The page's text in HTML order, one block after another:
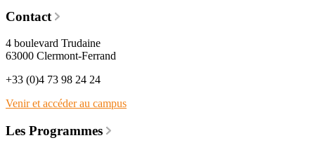
Contact
4 boulevard Trudaine
63000 Clermont-Ferrand
+33 (0)4 73 98 24 24
Venir et accéder au campus
Les Programmes